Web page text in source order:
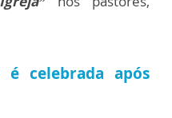
celebrada após